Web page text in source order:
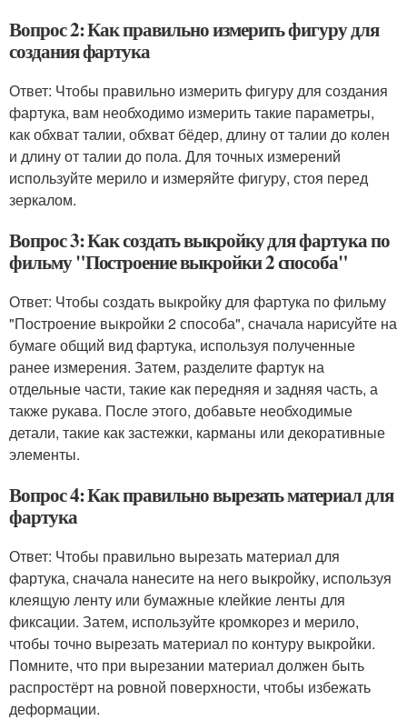
Вопрос 2: Как правильно измерить фигуру для
создания фартука
Ответ: Чтобы правильно измерить фигуру для создания
фартука, вам необходимо измерить такие параметры,
как обхват талии, обхват бёдер, длину от талии до колен
и длину от талии до пола. Для точных измерений
используйте мерило и измеряйте фигуру, стоя перед
зеркалом.
Вопрос 3: Как создать выкройку для фартука по
фильму "Построение выкройки 2 способа"
Ответ: Чтобы создать выкройку для фартука по фильму
"Построение выкройки 2 способа", сначала нарисуйте на
бумаге общий вид фартука, используя полученные
ранее измерения. Затем, разделите фартук на
отдельные части, такие как передняя и задняя часть, а
также рукава. После этого, добавьте необходимые
детали, такие как застежки, карманы или декоративные
элементы.
Вопрос 4: Как правильно вырезать материал для
фартука
Ответ: Чтобы правильно вырезать материал для
фартука, сначала нанесите на него выкройку, используя
клеящую ленту или бумажные клейкие ленты для
фиксации. Затем, используйте кромкорез и мерило,
чтобы точно вырезать материал по контуру выкройки.
Помните, что при вырезании материал должен быть
распростёрт на ровной поверхности, чтобы избежать
деформации.